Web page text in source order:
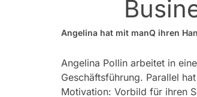
Angelina hat mit manQ ihren
Angelina Pollin arbeitet in
Geschäftsführung. Parallel
Motivation: Vorbild für ihren